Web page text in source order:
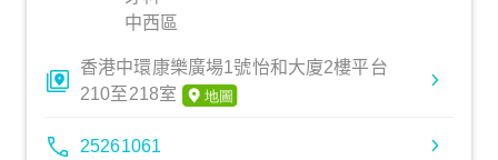
中西區
香港中環康樂廣場1號怡和大廈2樓平台
210至218室
25261061